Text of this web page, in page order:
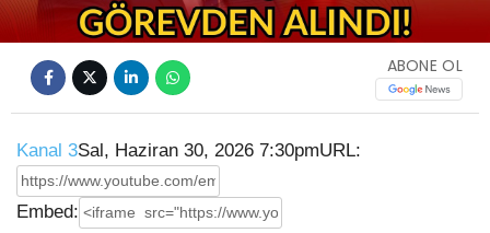
ABONE OL
Kanal 3Sal, Haziran 30, 2026 7:30pmURL:
Embed: